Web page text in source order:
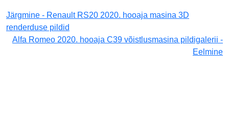
Järgmine - Renault RS20 2020. hooaja masina 3D
renderduse pildid
Alfa Romeo 2020. hooaja C39 võistlusmasina pildigalerii -
Eelmine